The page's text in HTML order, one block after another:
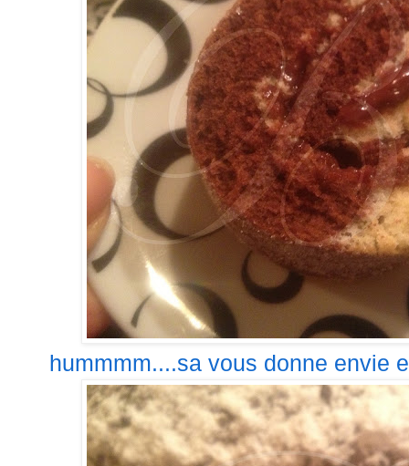
hummmm....sa vous donne envie